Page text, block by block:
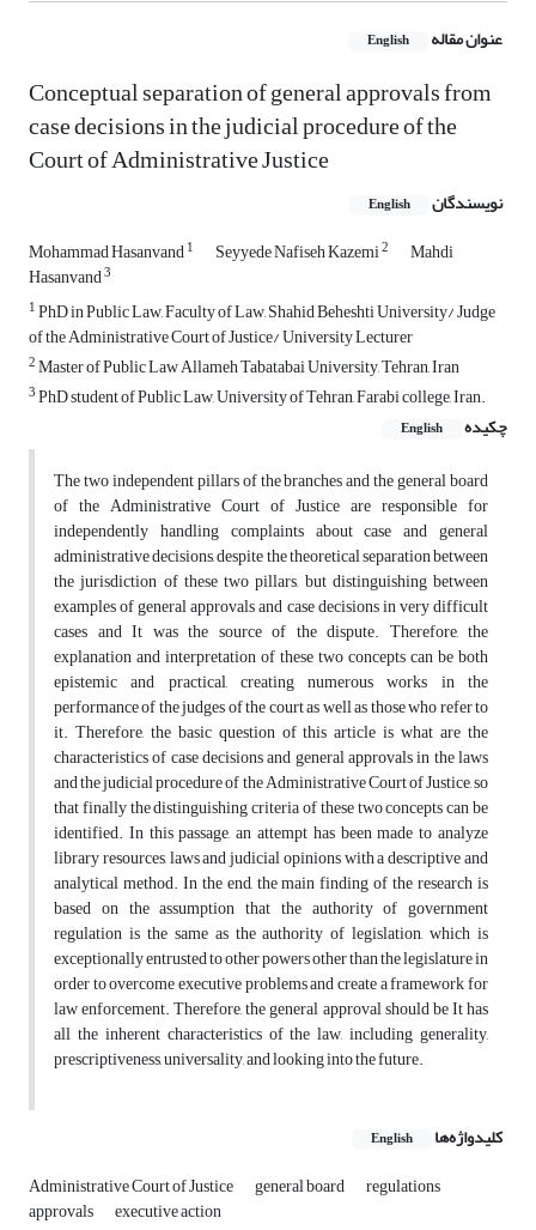
عنوان مقاله English
Conceptual separation of general approvals from
case decisions in the judicial procedure of the
Court of Administrative Justice
نویسندگان English
Mohammad Hasanvand1 Seyyede Nafiseh Kazemi2 Mahdi
Hasanvand3
1PhD in Public Law, Faculty of Law, Shahid Beheshti University/ Judge
of the Administrative Court of Justice/ University Lecturer
2Master of Public Law Allameh Tabatabai University, Tehran, Iran
3PhD student of Public Law, University of Tehran, Farabi college, Iran.
چکیده
English
The two independent pillars of the branches and the general board
of the Administrative Court of Justice are responsible for
independently handling complaints about case and general
administrative decisions, despite the theoretical separation between
the jurisdiction of these two pillars, but distinguishing between
examples of general approvals and case decisions in very difficult
cases and It was the source of the dispute. Therefore, the
explanation and interpretation of these two concepts can be both
epistemic and practical, creating numerous works in the
performance of the judges of the court as well as those who refer to
it. Therefore, the basic question of this article is what are the
characteristics of case decisions and general approvals in the laws
and the judicial procedure of the Administrative Court of Justice, so
that finally the distinguishing criteria of these two concepts can be
identified. In this passage, an attempt has been made to analyze
library resources, laws and judicial opinions with a descriptive and
analytical method. In the end, the main finding of the research is
based on the assumption that the authority of government
regulation is the same as the authority of legislation, which is
exceptionally entrusted to other powers other than the legislature in
order to overcome executive problems and create a framework for
law enforcement. Therefore, the general approval should be It has
all the inherent characteristics of the law, including generality,
prescriptiveness, universality, and looking into the future.
کلیدواژه‌ها English
Administrative Court of Justice general board regulations
approvals executive action